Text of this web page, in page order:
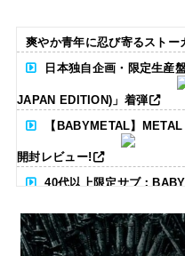
爽やか青年に忍び寄るストー
日本独自企画・限定生産
JAPAN EDITION)」着弾
【BABYMETAL】
開封レビュー!
40代以上限定サブ：
る人いる？ 【海外の反応】